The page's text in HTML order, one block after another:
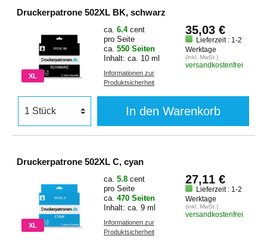
Druckerpatrone 502XL BK, schwarz
XL
ca. 6.4 cent
pro Seite
ca. 550 Seiten
Inhalt: ca. 10 ml
Informationen zur
Produktsicherheit
35,03 €
Lieferzeit : 1-2
Werktage
(inkl. MwSt.)
versandkostenfrei
In den Warenkorb
Druckerpatrone 502XL C, cyan
XL
ca. 5.8 cent
pro Seite
ca. 470 Seiten
Inhalt: ca. 9 ml
Informationen zur
Produktsicherheit
27,11 €
Lieferzeit : 1-2
Werktage
(inkl. MwSt.)
versandkostenfrei